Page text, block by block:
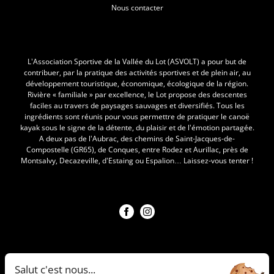
Nous contacter
L’Association Sportive de la Vallée du Lot (ASVOLT) a pour but de
contribuer, par la pratique des activités sportives et de plein air, au
développement touristique, économique, écologique de la région.
Rivière « familiale » par excellence, le Lot propose des descentes
faciles au travers de paysages sauvages et diversifiés. Tous les
ingrédients sont réunis pour vous permettre de pratiquer le canoë
kayak sous le signe de la détente, du plaisir et de l’émotion partagée.
A deux pas de l’Aubrac, des chemins de Saint-Jacques-de-
Compostelle (GR65), de Conques, entre Rodez et Aurillac, près de
Montsalvy, Decazeville, d’Estaing ou Espalion… Laissez-vous tenter !
Salut c'est nous...